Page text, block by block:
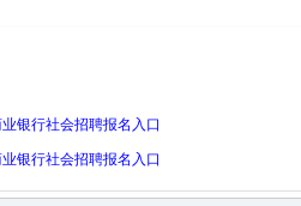
银行社会招聘报名入口
银行社会招聘报名入口